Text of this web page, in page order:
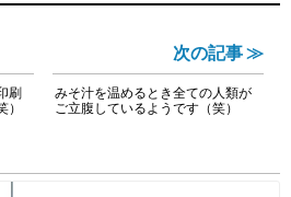
刷
次の記事 ≫
みそ汁を温めるとき全ての人類が
ご立腹しているようです（笑）